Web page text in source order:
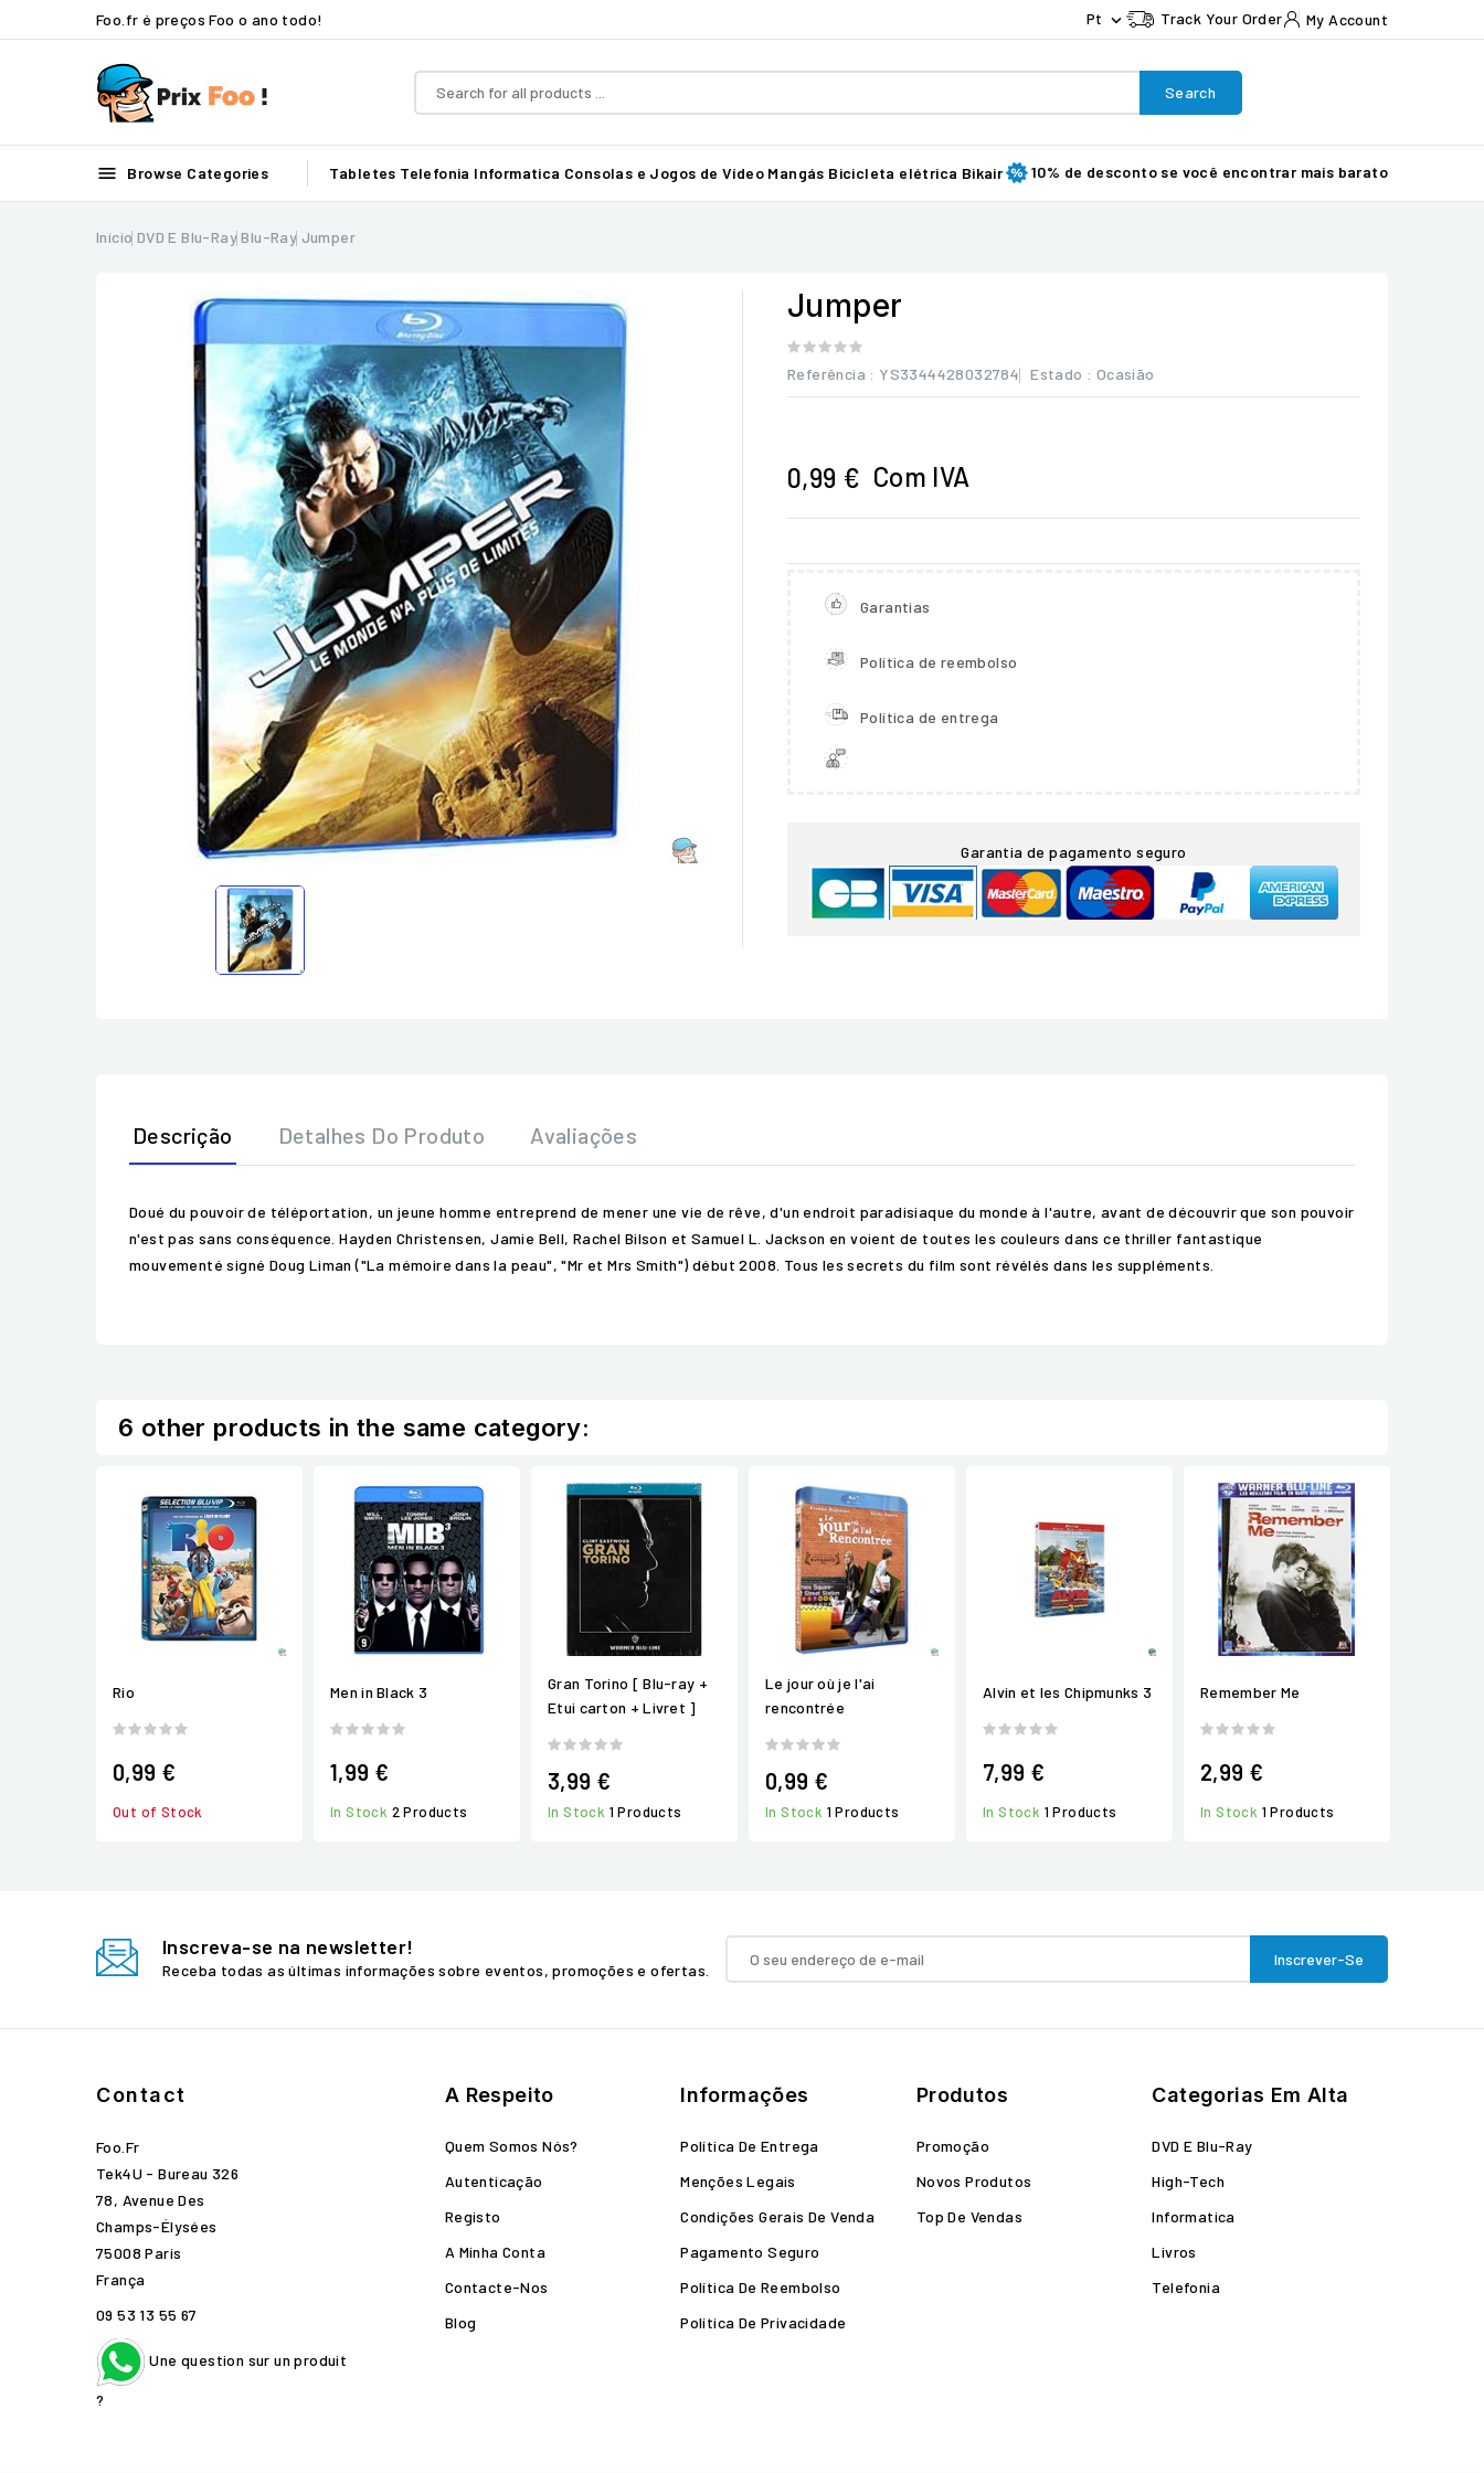
Foo.fr é preços Foo o ano todo! Pt  Track Your Order My Account
Search
 Browse Categories Tabletes Telefonia Informatica Consolas e Jogos de Vídeo Mangás Bicicleta elétrica Bikair 10% de desconto se você encontrar mais barato
Início DVD E Blu-Ray Blu-Ray Jumper

Jumper
Referência : YS3344428032784 Estado : Ocasião
0,99 € Com IVA
Garantias
Política de reembolso
Política de entrega
Garantia de pagamento seguro
Descrição Detalhes Do Produto Avaliações
Doué du pouvoir de téléportation, un jeune homme entreprend de mener une vie de rêve, d'un endroit paradisiaque du monde à l'autre, avant de découvrir que son pouvoir
n'est pas sans conséquence. Hayden Christensen, Jamie Bell, Rachel Bilson et Samuel L. Jackson en voient de toutes les couleurs dans ce thriller fantastique
mouvementé signé Doug Liman ("La mémoire dans la peau", "Mr et Mrs Smith") début 2008. Tous les secrets du film sont révélés dans les suppléments.
6 other products in the same category:
Rio
0,99 €
Out of Stock
Men in Black 3
1,99 €
In Stock 2 Products
Gran Torino [ Blu-ray +
Etui carton + Livret ]
3,99 €
In Stock 1 Products
Le jour où je l'ai
rencontrée
0,99 €
In Stock 1 Products
Alvin et les Chipmunks 3
7,99 €
In Stock 1 Products
Remember Me
2,99 €
In Stock 1 Products
Inscreva-se na newsletter!
Receba todas as últimas informações sobre eventos, promoções e ofertas.
Contact
Foo.fr
Tek4U - Bureau 326
78, Avenue Des
Champs-Élysées
75008 Paris
França
09 53 13 55 67
Une question sur un produit
?
A Respeito
Quem Somos Nós?
Autenticação
Registo
A Minha Conta
Contacte-Nos
Blog
Informações
Política De Entrega
Menções Legais
Condições Gerais De Venda
Pagamento Seguro
Política De Reembolso
Política De Privacidade
Produtos
Promoção
Novos Produtos
Top De Vendas
Categorias Em Alta
DVD E Blu-Ray
High-Tech
Informatica
Livros
Telefonia